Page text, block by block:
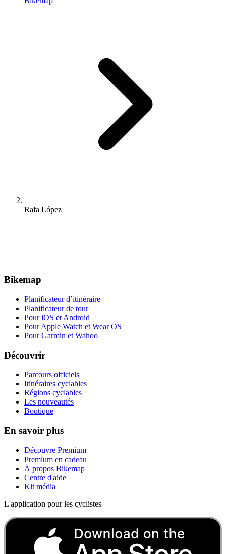
Rafa López
Bikemap
Planificateur d’itinéraire
Planificateur de tour
Pour iOS et Android
Pour Apple Watch et Wear OS
Pour Garmin et Wahoo
Découvrir
Parcours officiels
Itinéraires cyclables
Régions cyclables
Les nouveautés
Boutique
En savoir plus
Découvre Premium
Premium en cadeau
À propos Bikemap
Centre d'aide
Kit média
L'application pour les cyclistes